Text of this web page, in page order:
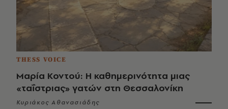
THESS VOICE
Μαρία Κοντού: Η καθημερινότητα μιας
«ταΐστριας» γατών στη Θεσσαλονίκη
Κυριάκος Αθανασιάδης